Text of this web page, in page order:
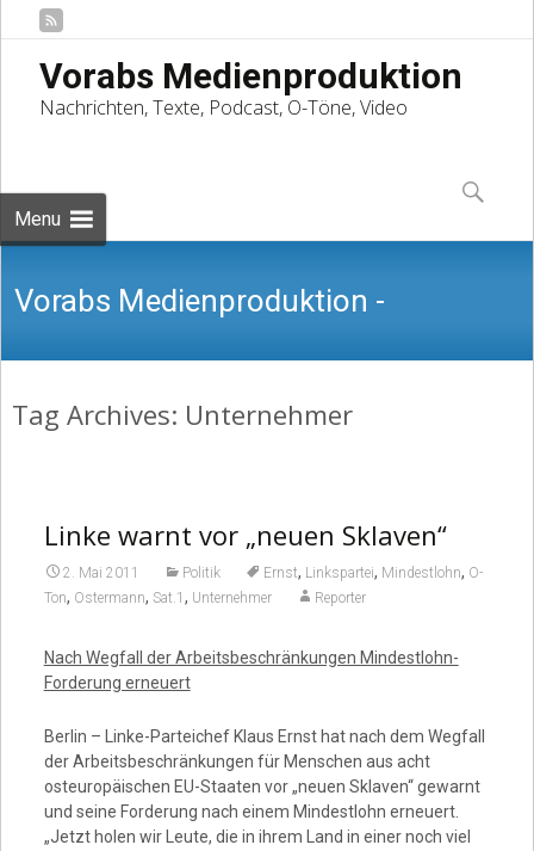
Vorabs Medienproduktion
Nachrichten, Texte, Podcast, O-Töne, Video
Menu
to
content
Suchen
nach:
Vorabs Medienproduktion -
Nachrichten, Texte, Podcast, O-Töne,
Video
Tag Archives: Unternehmer
Linke warnt vor „neuen Sklaven“
2. Mai 2011 Politik Ernst, Linkspartei, Mindestlohn, O-
Ton, Ostermann, Sat.1 , Unternehmer Reporter
Nach Wegfall der Arbeitsbeschränkungen Mindestlohn-
Forderung erneuert
Berlin – Linke-Parteichef Klaus Ernst hat nach dem Wegfall
der Arbeitsbeschränkungen für Menschen aus acht
osteuropäischen EU-Staaten vor „neuen Sklaven“ gewarnt
und seine Forderung nach einem Mindestlohn erneuert.
„Jetzt holen wir Leute, die in ihrem Land in einer noch viel